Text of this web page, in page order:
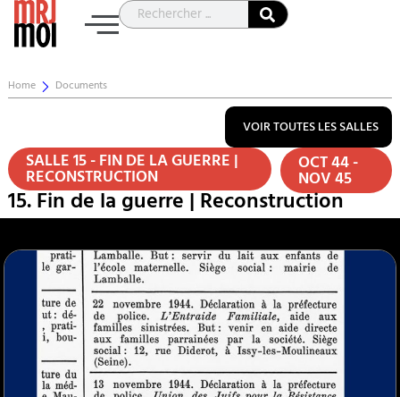
Home Documents
VOIR TOUTES LES SALLES
SALLE 15 - FIN DE LA GUERRE |
RECONSTRUCTION OCT 44 -
NOV 45
15. Fin de la guerre | Reconstruction